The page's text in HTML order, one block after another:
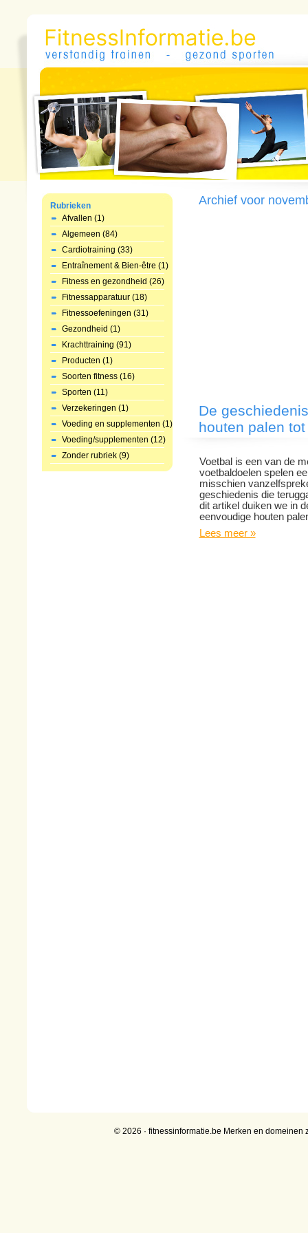
Rubrieken
Afvallen (1)
Algemeen (84)
Cardiotraining (33)
Entraînement & Bien-être (1)
Fitness en gezondheid (26)
Fitnessapparatuur (18)
Fitnessoefeningen (31)
Gezondheid (1)
Krachttraining (91)
Producten (1)
Soorten fitness (16)
Sporten (11)
Verzekeringen (1)
Voeding en supplementen (1)
Voeding/supplementen (12)
Zonder rubriek (9)
Archief voor
De
houten palen
Voetbal is een van de
voetbaldoelen spelen
misschien
geschiedenis die
dit artikel duiken we in
eenvoudige houten
Lees meer »
© 2026 · fitnessinformatie.be Merken en